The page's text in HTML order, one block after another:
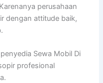
perusahaan
dengan attitude baik,
Sewa Mobil Di
profesional